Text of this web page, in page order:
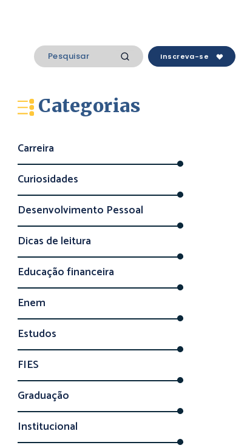
Inscreva-se
Categorias
Carreira
Curiosidades
Desenvolvimento Pessoal
Dicas de leitura
Educação financeira
Enem
Estudos
FIES
Graduação
Institucional